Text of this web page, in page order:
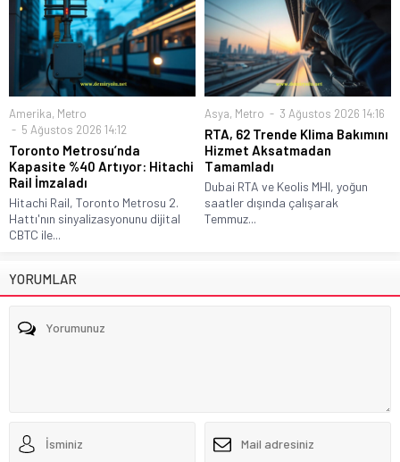
Amerika, Metro
5 Ağustos 2026 14:12
Toronto Metrosu’nda
Kapasite %40 Artıyor: Hitachi
Rail İmzaladı
Hitachi Rail, Toronto Metrosu 2.
Hattı'nın sinyalizasyonunu dijital
CBTC ile...
Asya, Metro 3 Ağustos 2026 14:16
RTA, 62 Trende Klima Bakımını
Hizmet Aksatmadan
Tamamladı
Dubai RTA ve Keolis MHI, yoğun
saatler dışında çalışarak
Temmuz...
YORUMLAR